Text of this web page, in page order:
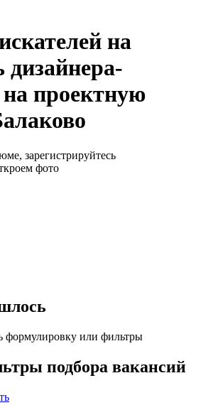
на
дизайнера-
на проектную
зарегистрируйтесь
фото
формулировку или фильтры
подбора вакансий